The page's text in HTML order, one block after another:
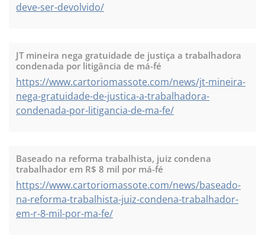
deve-ser-devolvido/
JT mineira nega gratuidade de justiça a trabalhadora
condenada por litigância de má-fé
https://www.cartoriomassote.com/news/jt-mineira-
nega-gratuidade-de-justica-a-trabalhadora-
condenada-por-litigancia-de-ma-fe/
Baseado na reforma trabalhista, juiz condena
trabalhador em R$ 8 mil por má-fé
https://www.cartoriomassote.com/news/baseado-
na-reforma-trabalhista-juiz-condena-trabalhador-
em-r-8-mil-por-ma-fe/